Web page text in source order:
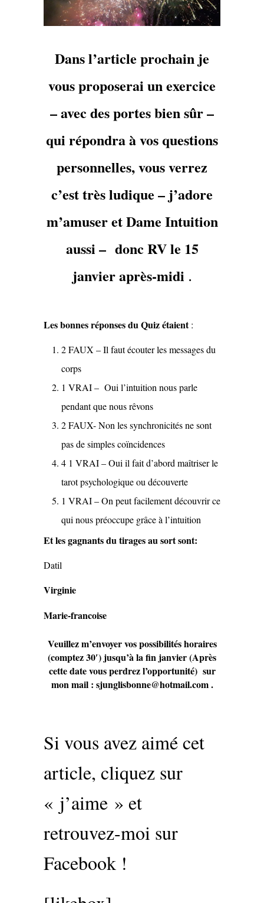
Dans l’article prochain je
vous proposerai un exercice
– avec des portes bien sûr –
qui répondra à vos questions
personnelles, vous verrez
c’est très ludique – j’adore
m’amuser et Dame Intuition
aussi – donc RV le 15
janvier après-midi .
Les bonnes réponses du Quiz étaient:
2 FAUX – Il faut écouter les messages du
corps
1 VRAI – Oui l’intuition nous parle
pendant que nous rêvons
2 FAUX- Non les synchronicités ne sont
pas de simples coïncidences
4 1 VRAI – Oui il fait d’abord maîtriser le
tarot psychologique ou découverte
1 VRAI – On peut facilement découvrir ce
qui nous préoccupe grâce à l’intuition
Et les gagnants du tirages au sort sont:
Datil
Virginie
Marie-francoise
Veuillez m’envoyer vos possibilités horaires
(comptez 30′) jusqu’à la fin janvier (Après
cette date vous perdrez l’opportunité) sur
mon mail : sjunglisbonne@hotmail.com .
Si vous avez aimé cet
article, cliquez sur
« j’aime » et
retrouvez-moi sur
Facebook !